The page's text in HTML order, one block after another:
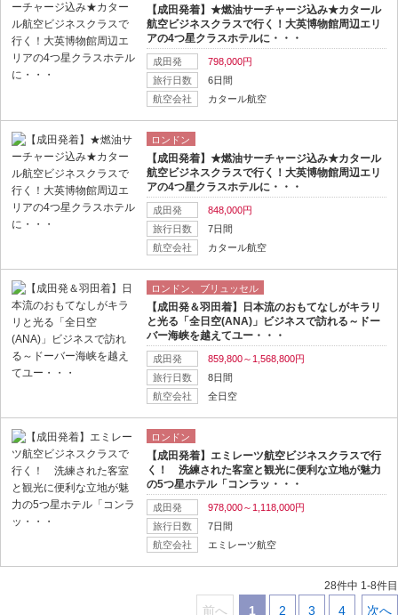
【成田発着】★燃油サーチャージ込み★カタール
航空ビジネスクラスで行く！大英博物館周辺エリ
アの4つ星クラスホテルに・・・
成田発
798,000円
旅行日数
6日間
航空会社
カタール航空
ロンドン
【成田発着】★燃油サーチャージ込み★カタール
航空ビジネスクラスで行く！大英博物館周辺エリ
アの4つ星クラスホテルに・・・
成田発
848,000円
旅行日数
7日間
航空会社
カタール航空
ロンドン、ブリュッセル
【成田発＆羽田着】日本流のおもてなしがキラリ
と光る「全日空(ANA)」ビジネスで訪れる～ドー
バー海峡を越えてユー・・・
成田発
859,800～1,568,800円
旅行日数
8日間
航空会社
全日空
ロンドン
【成田発着】エミレーツ航空ビジネスクラスで行
く！ 洗練された客室と観光に便利な立地が魅力
の5つ星ホテル「コンラッ・・・
成田発
978,000～1,118,000円
旅行日数
7日間
航空会社
エミレーツ航空
28件中 1-8件目
前へ 1 2 3 4 次へ